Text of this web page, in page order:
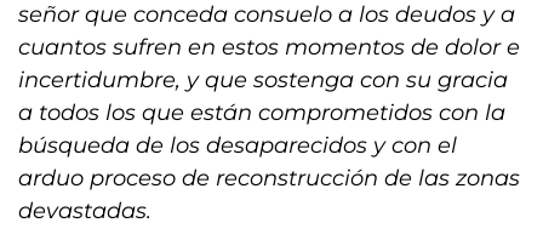
señor que conceda consuelo a los deudos y a
cuantos sufren en estos momentos de dolor e
incertidumbre, y que sostenga con su gracia
a todos los que están comprometidos con la
búsqueda de los desaparecidos y con el
arduo proceso de reconstrucción de las zonas
devastadas.